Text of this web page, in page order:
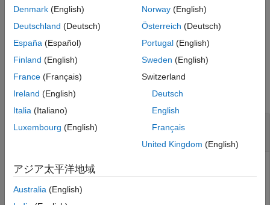
既定では、シミュレーション データ インスペクターは手動イン
ポート モードに設定されています。
例
例
すべて折りたたむ
すべての並列ワーカーに対して自動データ イン
ポートを有効化
ローカル ワーカーとリモート ワーカーの両方から出力を自
動的にインポートするようにシミュレーション データ イン
スペクターの並列ワーカー サポートを設定します。
Denmark (English)
Deutschland (Deutsch)
España (Español)
Finland (English)
France (Français)
Ireland (English)
Italia (Italiano)
Luxembourg (English)
Norway(English)
Österreich (Deutsch)
Portugal(English)
Sweden (English)
Switzerland
Deutsch
English
Français
United Kingdom (English)
アジア太平洋地域
Australia (English)